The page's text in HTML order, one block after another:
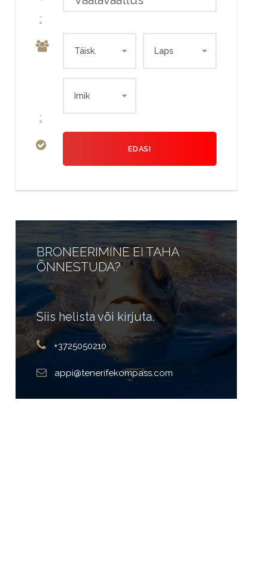
BRONEERIMINE EI TAHA
ÕNNESTUDA?
Siis helista või kirjuta.
+3725050210
appi@tenerifekompass.com